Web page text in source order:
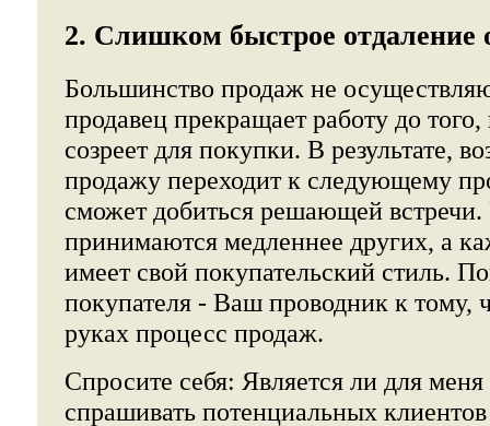
2. Слишком быстрое отдаление
Большинство продаж не
продавец прекращает работу до того,
созреет для покупки. В результате,
продажу переходит к следующему
сможет добиться решающей
принимаются медленнее других, а
имеет свой покупательский стиль.
покупателя - Ваш проводник к тому,
руках процесс продаж.
Спросите себя: Является ли для
спрашивать потенциальных